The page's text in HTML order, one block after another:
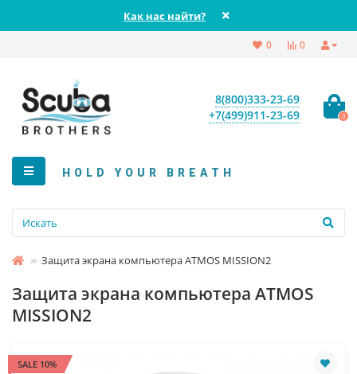
Как нас найти?
0
0
8(800)333-23-69
+7(499)911-23-69
0
HOLD YOUR BREATH
Защита экрана компьютера ATMOS MISSION2
Защита экрана компьютера ATMOS
MISSION2
SALE 10%